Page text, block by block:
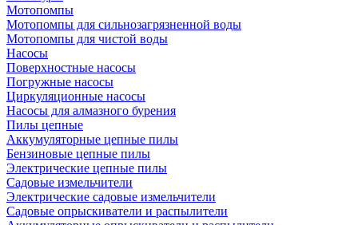
Мотопомпы
Мотопомпы для сильнозагрязненной воды
Мотопомпы для чистой воды
Насосы
Поверхностные насосы
Погружные насосы
Циркуляционные насосы
Насосы для алмазного бурения
Пилы цепные
Аккумуляторные цепные пилы
Бензиновые цепные пилы
Электрические цепные пилы
Садовые измельчители
Электрические садовые измельчители
Садовые опрыскиватели и распылители